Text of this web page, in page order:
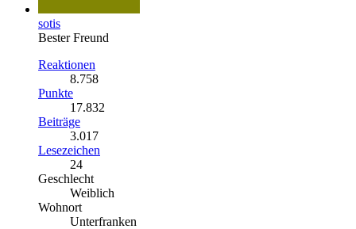
sotis
Bester Freund
Reaktionen
8.758
Punkte
17.832
Beiträge
3.017
Lesezeichen
24
Geschlecht
Weiblich
Wohnort
Unterfranken